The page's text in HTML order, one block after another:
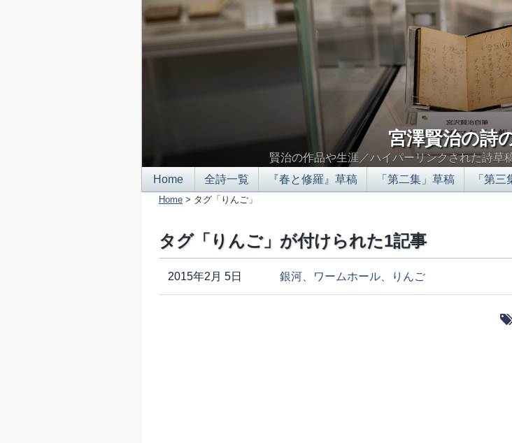
宮澤賢治の詩
賢治の作品や生涯／ハイパーリンクされた詩
Home
全詩一覧 『春と修羅』草稿 「第二集」草稿 「第
Home > タグ「りんご」
タグ「りんご」が付けられた1記事
2015年2月 5日 銀河、ワームホール、りんご